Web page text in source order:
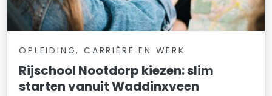
OPLEIDING, CARRIÈRE EN WERK
Rijschool Nootdorp kiezen: slim
starten vanuit Waddinxveen